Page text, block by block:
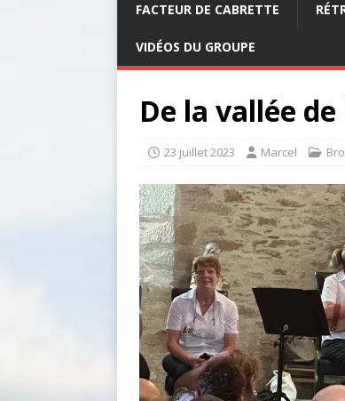
FACTEUR DE CABRETTE
VIDÉOS DU GROUPE
De la vallée
23 juillet 2023 Marcel